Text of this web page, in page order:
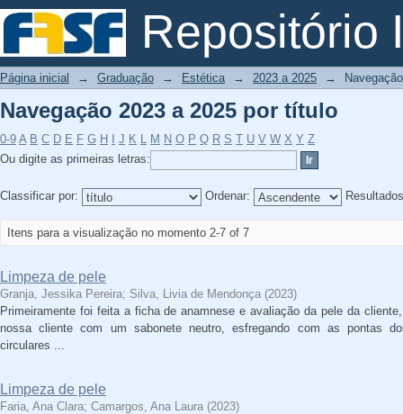
Repositório
Navegação 2023 a 2025 por título
Página inicial → Graduação → Estética → 2023 a 2025 →
Navegação 2023 a 2025 por título
0-9 A B C D E F G H J K L M N O P Q R S T U V W X Y Z
Ou digite as primeiras letras:
Classificar por: Ordenar:
Itens para a visualização no momento 2-7 of 7
Limpeza de pele
Granja, Jessika Pereira; Silva, Livia de Mendonça (2023)
Primeiramente foi feita a ficha de anamnese e avaliação da pele da
nossa cliente com um sabonete neutro, esfregando com as pontas
circulares ...
Limpeza de pele
Faria, Ana Clara; Camargos, Ana Laura (2023)